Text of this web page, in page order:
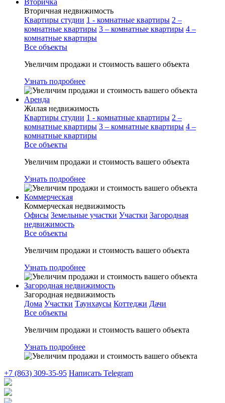
Вторичка
Вторичная недвижимость
Квартиры студии 1 - комнатные квартиры 2 –
комнатные квартиры 3 – комнатные квартиры 4 –
комнатные квартиры
Все объекты
Увеличим продажи и стоимость вашего объекта
Узнать подробнее
Аренда
Жилая недвижимость
Квартиры студии 1 - комнатные квартиры 2 –
комнатные квартиры 3 – комнатные квартиры 4 –
комнатные квартиры
Все объекты
Увеличим продажи и стоимость вашего объекта
Узнать подробнее
Коммерческая
Коммерческая недвижимость
Офисы Земельные участки Участки Загородная
недвижимость
Все объекты
Увеличим продажи и стоимость вашего объекта
Узнать подробнее
Загородная недвижимость
Загородная недвижимость
Дома Участки Таунхаусы Коттеджи Дачи
Все объекты
Увеличим продажи и стоимость вашего объекта
Узнать подробнее
+7 (863) 309-35-95 Написать Telegram